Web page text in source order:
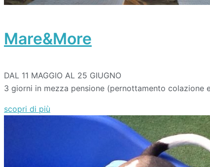
Mare&More
DAL 11 MAGGIO AL 25 GIUGNO
3 giorni in mezza pensione (pernottamento
scopri di più